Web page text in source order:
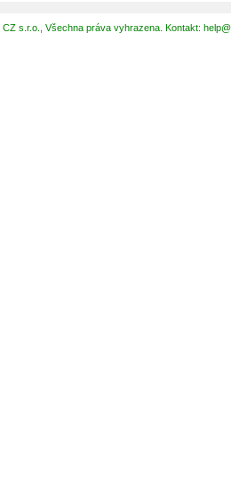
s.r.o., Všechna práva vyhrazena. Kontakt: